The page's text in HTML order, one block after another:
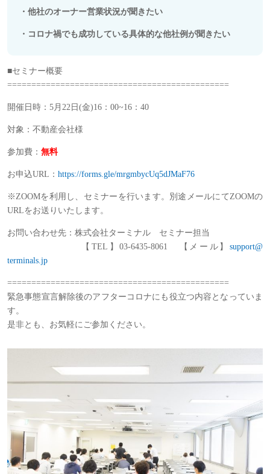
・他社のオーナー営業状況が聞きたい
・コロナ禍でも成功している具体的な他社例が聞きたい
■セミナー概要
==============================================
開催日時：5月22日(金)16：00~16：40
対象：不動産会社様
参加費： 無料
お申込URL： https://forms.gle/mrgmbycUq5dJMaF76
※ZOOMを利用し、セミナーを行います。別途メールにてZOOMの
URLをお送りいたします。
お問い合わせ先：株式会社ターミナル セミナー担当
【TEL】03-6435-8061 【メール】 support@
terminals.jp
==============================================
緊急事態宣言解除後のアフターコロナにも役立つ内容となっていま
す。
是非とも、お気軽にご参加ください。